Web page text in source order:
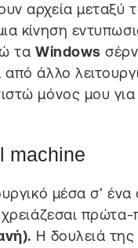
αρχεία μεταξύ
κίνηση
τα Windows
άλλο
μόνος μου
machine
μέσα σ’
χρειάζεσαι
Η δουλειά της